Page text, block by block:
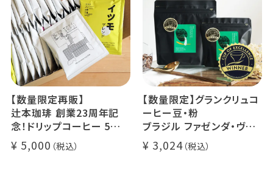
【数量限定再販】
辻本珈琲 創業23周年記
念！ドリップコーヒー 5種
50杯セット
アニバーサリーブレンド（コ
5,000
【数量限定】グランクリュコ
ーヒー豆・粉
ブラジル ファゼンダ・ヴァ
レ・ド・クリスタル（100g /
200g / 1kg）
3,024